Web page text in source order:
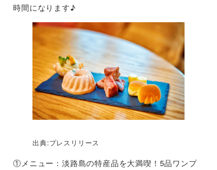
時間になります♪
出典:プレスリリース
①メニュー：淡路島の特産品を大満喫！5品ワンプ